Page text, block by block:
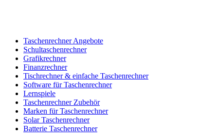
Taschenrechner Angebote
Schultaschenrechner
Grafikrechner
Finanzrechner
Tischrechner & einfache Taschenrechner
Software für Taschenrechner
Lernspiele
Taschenrechner Zubehör
Marken für Taschenrechner
Solar Taschenrechner
Batterie Taschenrechner